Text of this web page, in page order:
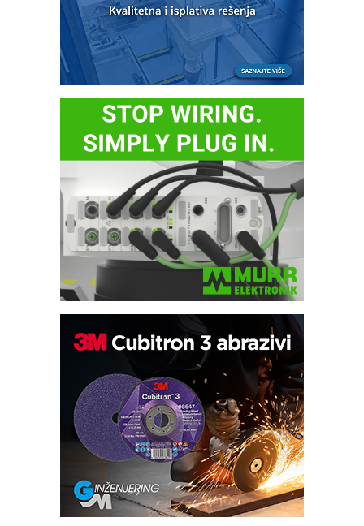
Potpuna efikasnost bez složenih
sistema
Trajna oznaka kao dugoročna korist
Bezbednost na prvom mestu!
IB BLUMENAUER - više od 40 godina
poverenja u industriji
RMQ-TITAN ADVANCED INDICATOR
– Pametna signalizacija za efikasnije
upravljanje mašinama